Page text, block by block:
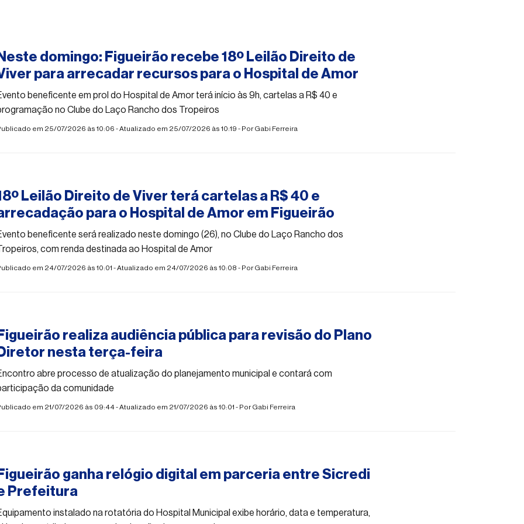
domingo: Figueirão recebe 18º Leilão Direito de
para arrecadar recursos para o Hospital de Amor
beneficente em prol do Hospital de Amor terá início às 9h, cartelas a R$ 40 e
no Clube do Laço Rancho dos Tropeiros
em 25/07/2026 às 10:06 - Atualizado em 25/07/2026 às 10:19 - PorGabi Ferreira
Leilão Direito de Viver terá cartelas a R$ 40 e
para o Hospital de Amor em Figueirão
beneficente será realizado neste domingo (26), no Clube do Laço Rancho dos
com renda destinada ao Hospital de Amor
em 24/07/2026 às 10:01 - Atualizado em 24/07/2026 às 10:08 - PorGabi Ferreira
realiza audiência pública para revisão do Plano
nesta terça-feira
abre processo de atualização do planejamento municipal e contará com
da comunidade
em 21/07/2026 às 09:44 - Atualizado em 21/07/2026 às 10:01 - PorGabi Ferreira
ganha relógio digital em parceria entre Sicredi
Prefeitura
instalado na rotatória do Hospital Municipal exibe horário, data e temperatura,